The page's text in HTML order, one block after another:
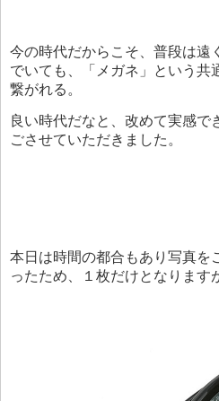
今の時代だからこそ、普段は遠
でいても、「メガネ」という共
繋がれる。
良い時代だなと、改めて実感で
ごさせていただきました。
本日は時間の都合もあり写真を
ったため、１枚だけとなります